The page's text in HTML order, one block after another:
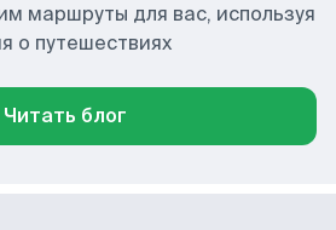
маршруты для вас, используя
о путешествиях
Читать блог